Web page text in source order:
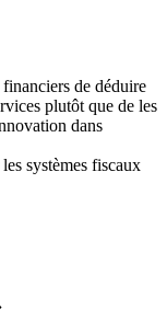
de déduire
plutôt que de les
dans
systèmes fiscaux